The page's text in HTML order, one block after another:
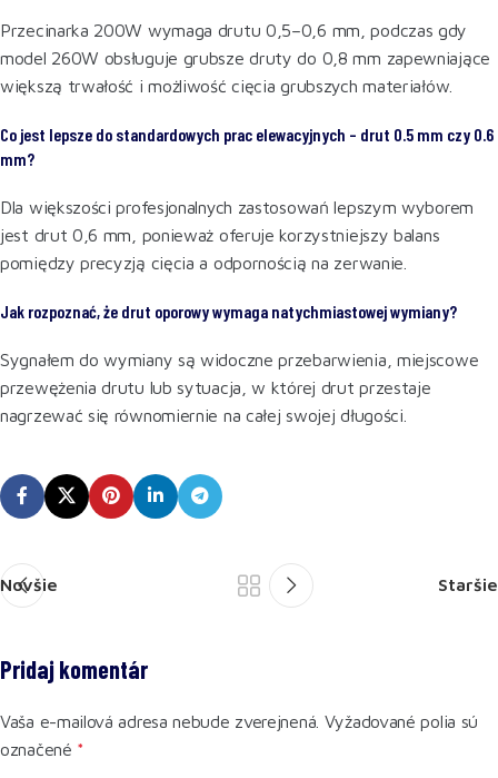
Przecinarka 200W wymaga drutu 0,5–0,6 mm, podczas gdy
model 260W obsługuje grubsze druty do 0,8 mm zapewniające
większą trwałość i możliwość cięcia grubszych materiałów.
Co jest lepsze do standardowych prac elewacyjnych – drut 0.5 mm czy 0.6
mm?
Dla większości profesjonalnych zastosowań lepszym wyborem
jest drut 0,6 mm, ponieważ oferuje korzystniejszy balans
pomiędzy precyzją cięcia a odpornością na zerwanie.
Jak rozpoznać, że drut oporowy wymaga natychmiastowej wymiany?
Sygnałem do wymiany są widoczne przebarwienia, miejscowe
przewężenia drutu lub sytuacja, w której drut przestaje
nagrzewać się równomiernie na całej swojej długości.
Novšie Staršie
Pridaj komentár
Vaša e-mailová adresa nebude zverejnená. Vyžadované polia sú
označené *